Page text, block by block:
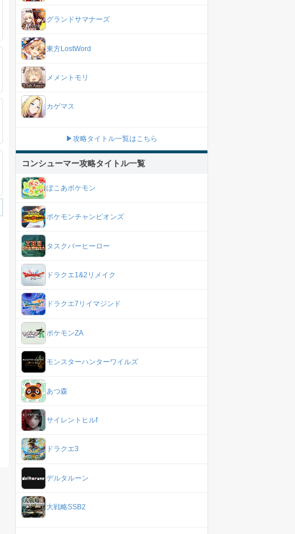
グランドサマナーズ
東方LostWord
メメントモリ
カゲマス
▶攻略タイトル一覧はこちら
コンシューマー攻略タイトル一覧
ぽこあポケモン
ポケモンチャンピオンズ
タスクバーヒーロー
ドラクエ1&2リメイク
ドラクエ7リイマジンド
ポケモンZA
モンスターハンターワイルズ
あつ森
サイレントヒルf
ドラクエ3
デルタルーン
大戦略SSB2